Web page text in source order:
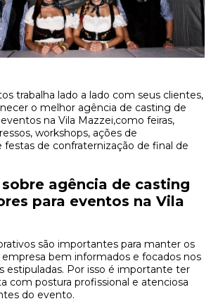
trabalha lado a lado com seus clientes,
o melhor agência de casting de
na Vila Mazzei,como feiras,
workshops, ações de
de confraternização de final de
agência de casting
para eventos na Vila
são importantes para manter os
empresa bem informados e focados nos
estipuladas. Por isso é importante ter
com postura profissional e atenciosa
do evento.